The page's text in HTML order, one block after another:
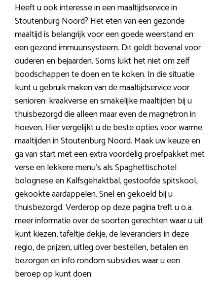
Heeft u ook interesse in een maaltijdservice in
Stoutenburg Noord? Het eten van een gezonde
maaltijd is belangrijk voor een goede weerstand en
een gezond immuunsysteem. Dit geldt bovenal voor
ouderen en bejaarden. Soms lukt het niet om zelf
boodschappen te doen en te koken. In die situatie
kunt u gebruik maken van de maaltijdservice voor
senioren: kraakverse en smakelijke maaltijden bij u
thuisbezorgd die alleen maar even de magnetron in
hoeven. Hier vergelijkt u de beste opties voor warme
maaltijden in Stoutenburg Noord. Maak uw keuze en
ga van start met een extra voordelig proefpakket met
verse en lekkere menu’s als Spaghettischotel
bolognese en Kalfsgehaktbal, gestoofde spitskool,
gekookte aardappelen. Snel en gekoeld bij u
thuisbezorgd. Verderop op deze pagina treft u o.a.
meer informatie over de soorten gerechten waar u uit
kunt kiezen, tafeltje dekje, de leveranciers in deze
regio, de prijzen, uitleg over bestellen, betalen en
bezorgen en info rondom subsidies waar u een
beroep op kunt doen.